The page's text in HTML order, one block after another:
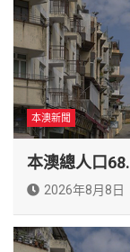
本澳新聞
本澳總人口
2026年8月8日